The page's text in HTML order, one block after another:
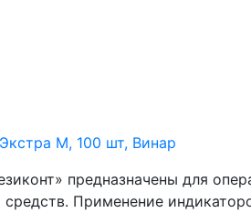
М, 100 шт, Винар
предназначены для
Применение